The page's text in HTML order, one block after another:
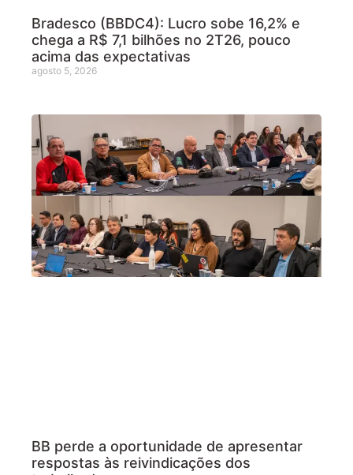
Bradesco (BBDC4): Lucro sobe 16,2% e
chega a R$ 7,1 bilhões no 2T26, pouco
acima das expectativas
agosto 5, 2026
BB perde a oportunidade de apresentar
respostas às reivindicações dos